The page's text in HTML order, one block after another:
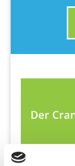
Der
Das
ständige